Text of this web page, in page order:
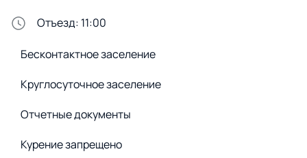
Стиральная машина
Удобства снаружи
Открытая парковка
Отъезд: 11:00
Бесконтактное заселение
Круглосуточное заселение
Отчетные документы
Курение запрещено